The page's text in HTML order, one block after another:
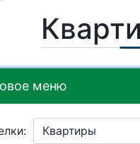
меню
Квартиры